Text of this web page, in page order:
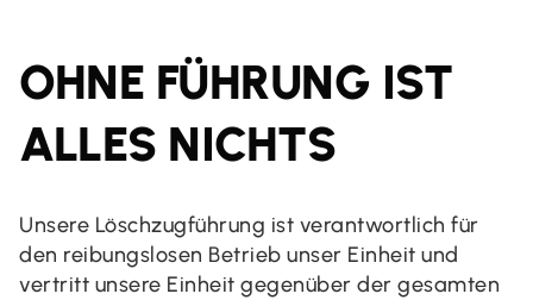
OHNE FÜHRUNG IST
ALLES NICHTS
Unsere Löschzugführung ist verantwortlich für
den reibungslosen Betrieb unser Einheit und
vertritt unsere Einheit gegenüber der gesamten